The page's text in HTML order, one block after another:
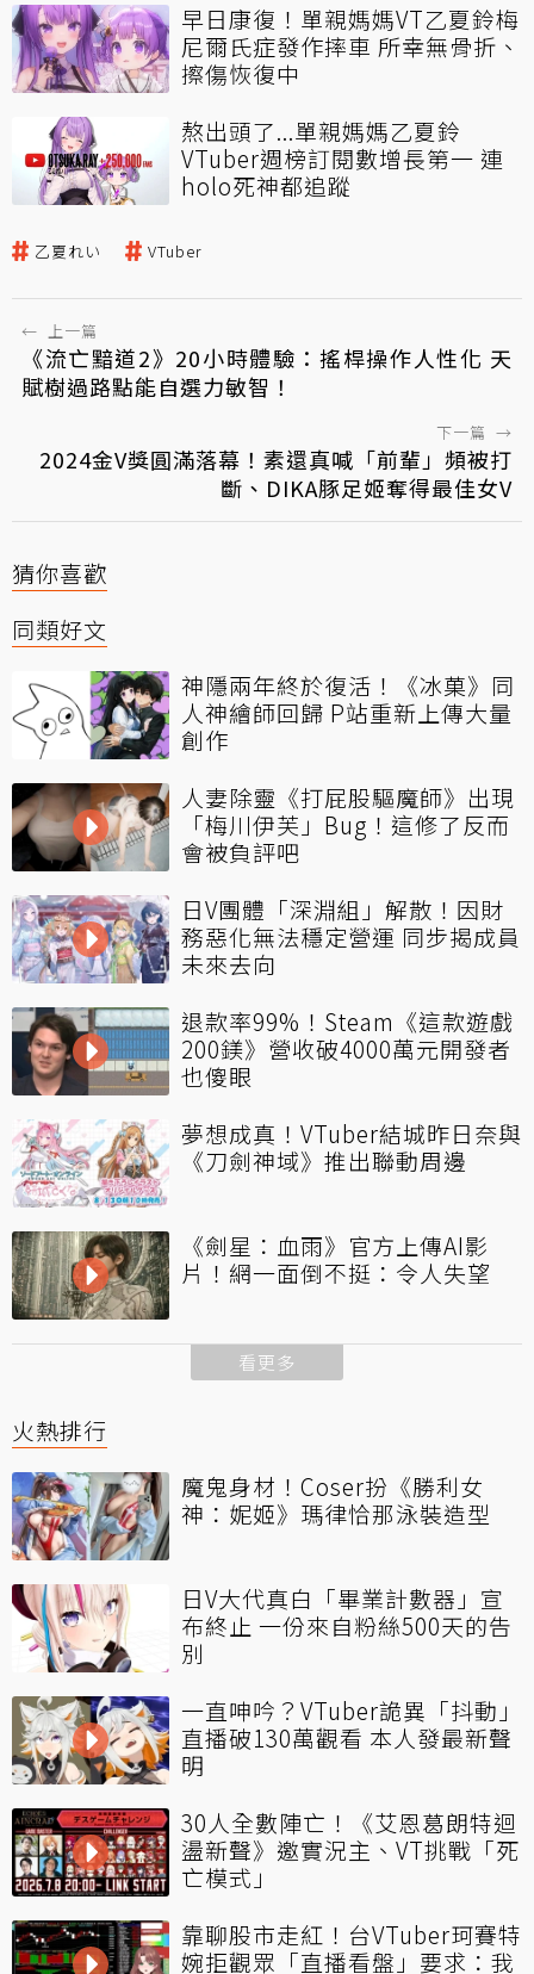
早日康復！單親媽媽VT乙夏鈴梅
尼爾氏症發作摔車 所幸無骨折、
擦傷恢復中
熬出頭了...單親媽媽乙夏鈴
VTuber週榜訂閱數增長第一 連
holo死神都追蹤
乙夏れい VTuber
← 上一篇
《流亡黯道2》20小時體驗：搖桿操作人性化 天
賦樹過路點能自選力敏智！
下一篇 →
2024金V獎圓滿落幕！素還真喊「前輩」頻被打
斷、DIKA豚足姬奪得最佳女V
猜你喜歡
同類好文
神隱兩年終於復活！《冰菓》同
人神繪師回歸 P站重新上傳大量
創作
人妻除靈《打屁股驅魔師》出現
「梅川伊芙」Bug！這修了反而
會被負評吧
日V團體「深淵組」解散！因財
務惡化無法穩定營運 同步揭成員
未來去向
退款率99%！Steam《這款遊戲
200鎂》營收破4000萬元開發者
也傻眼
夢想成真！VTuber結城昨日奈與
《刀劍神域》推出聯動周邊
《劍星：血雨》官方上傳AI影
片！網一面倒不挺：令人失望
看更多
火熱排行
魔鬼身材！Coser扮《勝利女
神：妮姬》瑪律恰那泳裝造型
日V大代真白「畢業計數器」宣
布終止 一份來自粉絲500天的告
別
一直呻吟？VTuber詭異「抖動」
直播破130萬觀看 本人發最新聲
明
30人全數陣亡！《艾恩葛朗特迴
盪新聲》邀實況主、VT挑戰「死
亡模式」
靠聊股市走紅！台VTuber珂賽特
婉拒觀眾「直播看盤」要求：我